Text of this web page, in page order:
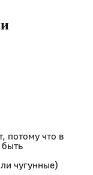
потому что в
чугунные)